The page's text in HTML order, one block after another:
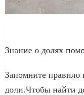
Знание о долях
Запомните правило
доли.Чтобы найти